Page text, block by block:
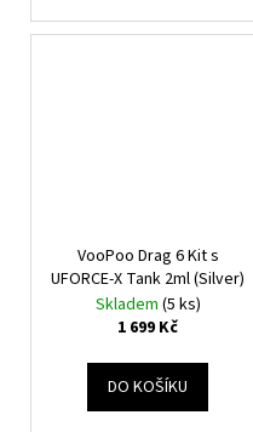
VooPoo Drag 6 Kit s
UFORCE-X Tank 2ml (Silver)
Skladem (5 ks)
1 699 Kč
DO KOŠÍKU